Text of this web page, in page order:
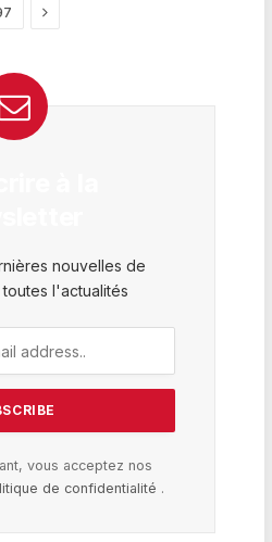
Next
nouvelles de
l'actualités
vous acceptez nos
de confidentialité .